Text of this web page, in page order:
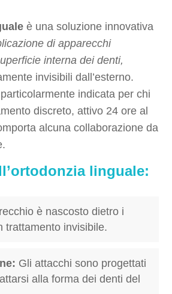
è una soluzione innovativa
di apparecchi
interna dei denti,
invisibili dall’esterno.
indicata per chi
discreto, attivo 24 ore al
alcuna collaborazione da
linguale:
è nascosto dietro i
trattamento invisibile.
Gli attacchi sono progettati
alla forma dei denti del